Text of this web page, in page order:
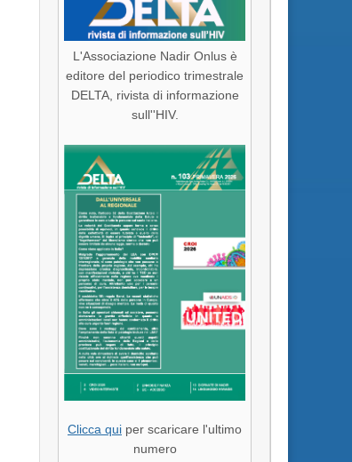
L'Associazione Nadir Onlus è
editore del periodico trimestrale
DELTA, rivista di informazione
sull''HIV.
Clicca qui per scaricare l'ultimo
numero